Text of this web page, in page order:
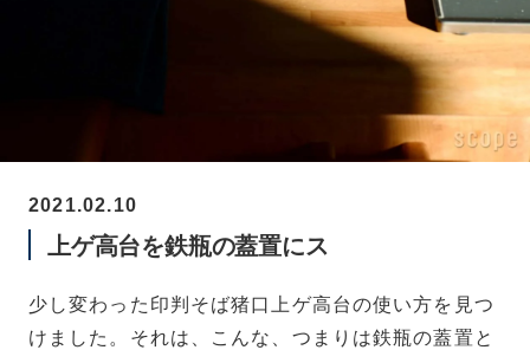
2021.02.10
上ゲ高台を鉄瓶の蓋置にス
少し変わった印判そば猪口上ゲ高台の使い方を見つ
けました。それは、こんな、つまりは鉄瓶の蓋置と